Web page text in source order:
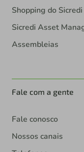
Shopping do Sicredi
Sicredi Asset
Assembleias
Fale com a gente
Fale conosco
Nossos canais